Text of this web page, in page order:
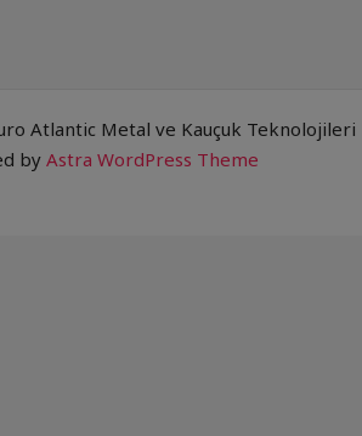
Atlantic Metal ve Kauçuk Teknolojileri
by Astra WordPress Theme